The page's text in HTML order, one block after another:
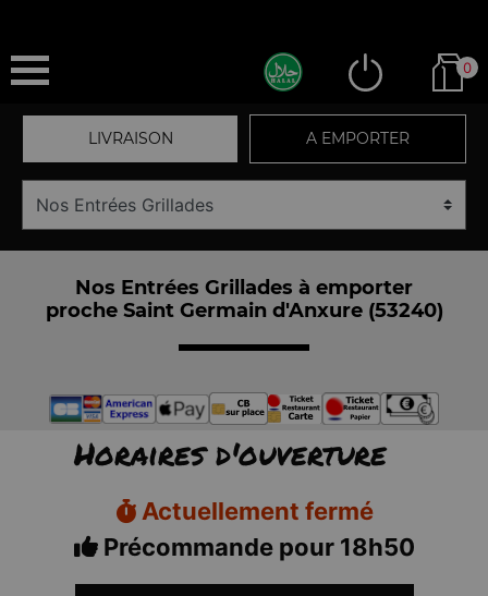
0
LIVRAISON A EMPORTER
Nos Entrées Grillades à emporter
proche Saint Germain d'Anxure (53240)
Horaires d'ouverture
Actuellement fermé
Précommande pour 18h50